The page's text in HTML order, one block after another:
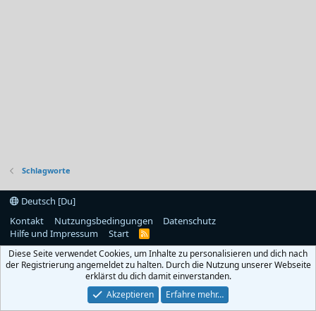
Schlagworte
Deutsch [Du]
Kontakt
Nutzungsbedingungen
Datenschutz
Hilfe und Impressum
Start
R
S
Diese Seite verwendet Cookies, um Inhalte zu personalisieren und dich nach
der Registrierung angemeldet zu halten. Durch die Nutzung unserer Webseite
erklärst du dich damit einverstanden.
Akzeptieren
Erfahre mehr…